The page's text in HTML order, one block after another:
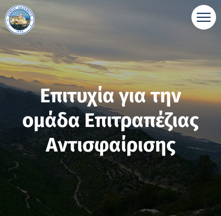
Επιτυχία για την
ομάδα Επιτραπέζιας
Αντισφαίρισης